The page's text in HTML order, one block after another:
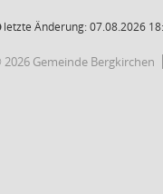
letzte Änderung: 07.08.2026
Gemeinde Bergkirchen